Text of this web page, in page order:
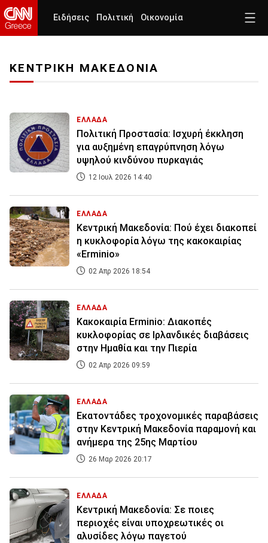
Ειδήσεις Πολιτική Οικονομία
ΚΕΝΤΡΙΚΗ ΜΑΚΕΔΟΝΙΑ
ΕΛΛΑΔΑ
Πολιτική Προστασία: Ισχυρή έκκληση
για αυξημένη επαγρύπνηση λόγω
υψηλού κινδύνου πυρκαγιάς
12 Ιουλ 2026 14:40
ΕΛΛΑΔΑ
Κεντρική Μακεδονία: Πού έχει διακοπεί
η κυκλοφορία λόγω της κακοκαιρίας
«Erminio»
02 Απρ 2026 18:54
ΕΛΛΑΔΑ
Κακοκαιρία Erminio: Διακοπές
κυκλοφορίας σε Ιρλανδικές διαβάσεις
στην Ημαθία και την Πιερία
02 Απρ 2026 09:59
ΕΛΛΑΔΑ
Εκατοντάδες τροχονομικές παραβάσεις
στην Κεντρική Μακεδονία παραμονή και
ανήμερα της 25ης Μαρτίου
26 Μαρ 2026 20:17
ΕΛΛΑΔΑ
Κεντρική Μακεδονία: Σε ποιες
περιοχές είναι υποχρεωτικές οι
αλυσίδες λόγω παγετού